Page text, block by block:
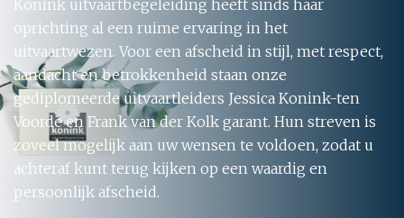
Konink uitvaartbegeleiding heeft sinds haar
oprichting al een ruime ervaring in het
uitvaartwezen. Voor een afscheid in stijl, met respect,
aandacht en betrokkenheid staan onze
gediplomeerde uitvaartleiders Jessica Konink-ten
Voorde en Frank van der Kolk garant. Hun streven is
zoveel mogelijk aan uw wensen te voldoen, zodat u
achteraf kunt terug kijken op een waardig en
persoonlijk afscheid.